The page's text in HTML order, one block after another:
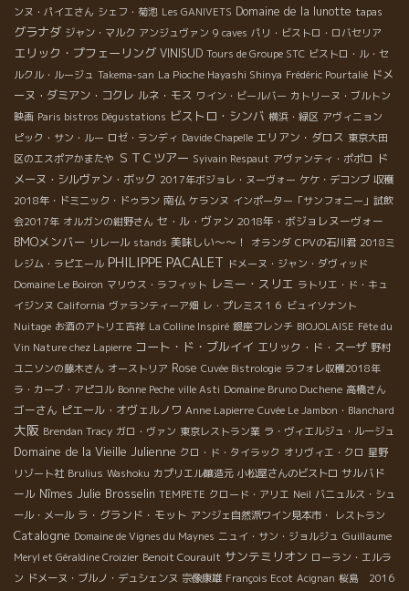
ンヌ・パイエさん シェフ・菊池 Les GANIVETS Domaine de la lunotte tapas
グラナダ ジャン・マルク アンジュヴァン 9 caves パリ・ビストロ・ロバセリア
エリック・プフェーリング VINISUD Tours de Groupe STC ビストロ・ル・セ
ルクル・ルージュ Takema-san La Pioche Hayashi Shinya Frédéric Pourtalié ドメ
ーヌ・ダミアン・コクレ ルネ・モス ワイン・ビールバー カトリーヌ・ブルトン
映画 Paris bistros Dégustations ビストロ・シンバ 横浜・緑区 アヴィニョン
ピック・サン・ルー ロゼ・ランディ Davide Chapelle エリアン・ダロス 東京大田
区のエスポアかまたや ＳＴＣツアー Syivain Respaut アヴァンティ・ポポロ ド
メーヌ・シルヴァン・ボック 2017年ボジョレ・ヌーヴォー ケケ・デコンブ 収穫
2018年・ドミニック・ドゥラン 南仏 ケランヌ インポーター「サンフォニー」試飲
会2017年 オルガンの紺野さん セ・ル・ヴァン 2018年・ボジョレヌーヴォー
BMOメンバー リレール stands 美味しい～～！ オランダ CPVの石川君 2018ミ
レジム・ラピエール PHILIPPE PACALET ドメーヌ・ジャン・ダヴィッド
Domaine Le Boiron マリウス・ラフィット レミー・スリエ ラトリエ・ド・キュ
イジンヌ California ヴァランティーア畑 レ・プレミス１６ ビュイソナント
Nuitage お酒のアトリエ吉祥 La Colline Inspiré 銀座フレンチ BIOJOLAISE Fête du
Vin Nature chez Lapierre コート・ド・ブルイイ エリック・ド・スーザ 野村
ユニソンの藤木さん オーストリア Rose Cuvée Bistrologie ラフォレ収穫2018年
ラ・カーブ・アピコル Bonne Peche ville Asti Domaine Bruno Duchene 高橋さん
ゴーさん ピエール・オヴェルノワ Anne Lapierre Cuvée Le Jambon・Blanchard
大阪 Brendan Tracy ガロ・ヴァン 東京レストラン業 ラ・ヴィエルジュ・ルージュ
Domaine de la Vieille Julienne クロ・ド・タイラック オリヴィエ・クロ 星野
リゾート社 Brulius Washoku カプリエル醸造元 小松屋さんのビストロ サルバド
ール Nîmes Julie Brosselin TEMPETE クロード・アリエ Neil バニュルス・シュ
ール・メール ラ・グランド・モット アンジェ自然派ワイン見本市・ レストラン
Catalogne Domaine de Vignes du Maynes ニュイ・サン・ジョルジュ Guillaume
Meryl et Géraldine Croizier Benoit Courault サンテミリオン ローラン・エルラ
ン ドメーヌ・ブルノ・デュシェンヌ 宗像康雄 François Ecot Acignan 桜島 2016